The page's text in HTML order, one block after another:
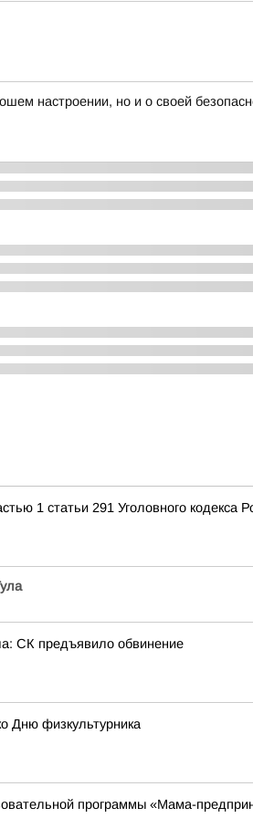
настроении, но и о своей
1 статьи 291 Уголовного
СК предъявило обвинение
Дню физкультурника
программы «Мама-